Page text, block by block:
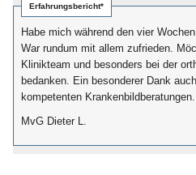
Erfahrungsbericht*
Habe mich während den vier
War rundum mit allem zufrieden.
Klinikteam und besonders bei der
bedanken. Ein besonderer Dank
kompetenten Krankenbildberatungen.
MvG Dieter L.